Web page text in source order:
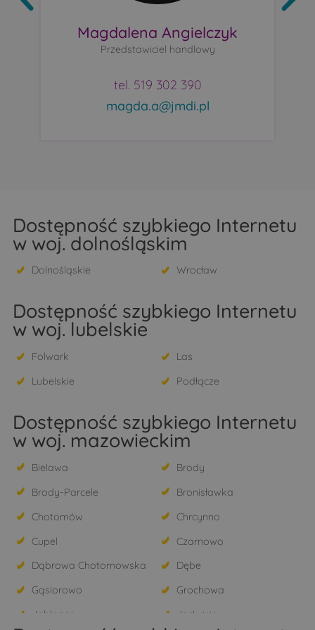
Magdalena Angielczyk
Przedstawiciel handlowy
tel. 519 302 390
magda.a@jmdi.pl
Dostępność szybkiego Internetu
w woj. dolnośląskim
Dolnośląskie Wrocław
Dostępność szybkiego Internetu
w woj. lubelskie
Folwark
Las
Lubelskie
Podłącze
Dostępność szybkiego Internetu
w woj. mazowieckim
Bielawa
Brody
Brody-Parcele
Bronisławka
Chotomów
Chrcynno
Cupel
Czarnowo
Dąbrowa Chotomowska
Dębe
Gąsiorowo
Grochowa
Jabłonna
Jadwisin